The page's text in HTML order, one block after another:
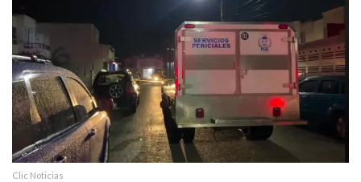
Clic Noticias